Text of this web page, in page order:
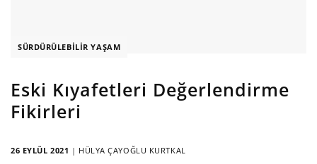
SÜRDÜRÜLEBILIR YAŞAM
Eski Kıyafetleri Değerlendirme
Fikirleri
26 EYLÜL 2021 | HÜLYA ÇAYOĞLU KURTKAL